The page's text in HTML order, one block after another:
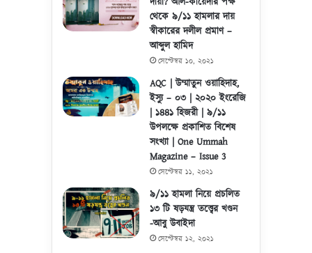
থেকে ৯/১১ হামলার দায়
স্বীকারের দলীল প্রমাণ –
আব্দুল হামিদ
সেপ্টেম্বর ১০, ২০২১
AQC | উম্মাতুন ওয়াহিদাহ,
ইস্যু – ০৩ | ২০২০ ইংরেজি
| ১৪৪১ হিজরী | ৯/১১
উপলক্ষে প্রকাশিত বিশেষ
সংখ্যা | One Ummah
Magazine – Issue 3
সেপ্টেম্বর ১১, ২০২১
৯/১১ হামলা নিয়ে প্রচলিত
১৩ টি ষড়যন্ত্র তত্ত্বের খণ্ডন
-আবু উবাইদা
সেপ্টেম্বর ১২, ২০২১